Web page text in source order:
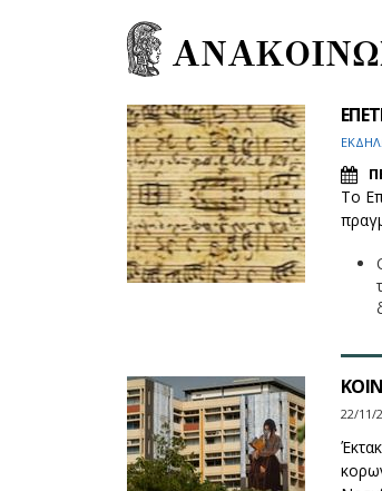
To
22/11/